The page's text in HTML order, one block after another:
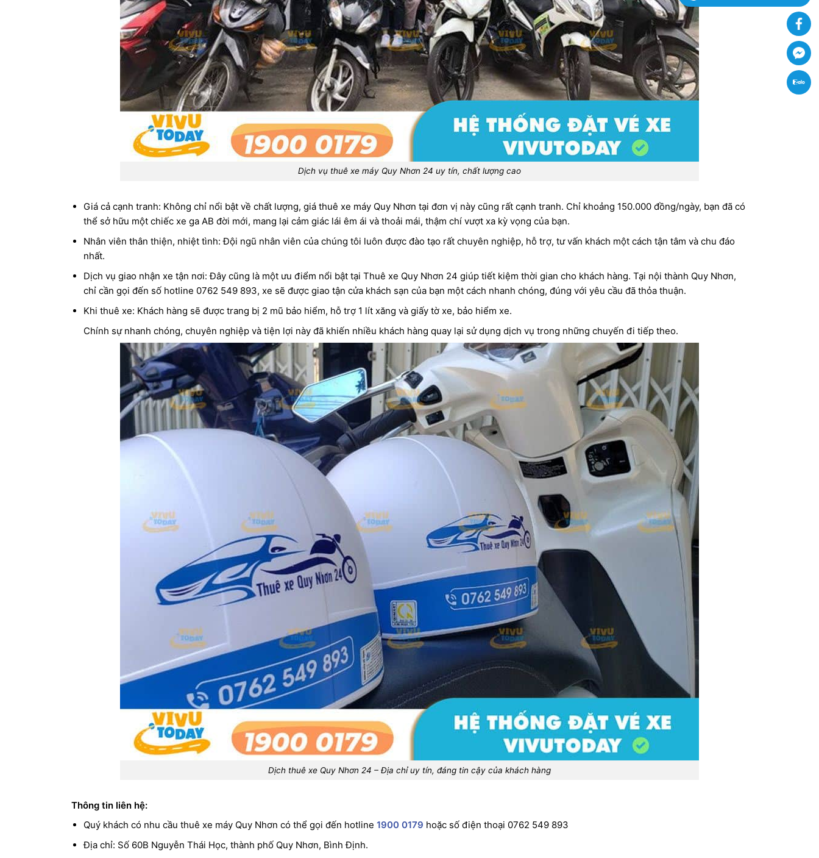
Dịch vụ thuê xe máy Quy Nhơn 24 uy tín, chất lượng cao
Giá cả cạnh tranh: Không chỉ nổi bật về chất lượng, giá thuê xe máy Quy Nhơn tại đơn vị này cũng rất cạnh tranh. Chỉ khoảng 150.000 đồng/ngày, bạn đã có
thể sở hữu một chiếc xe ga AB đời mới, mang lại cảm giác lái êm ái và thoải mái, thậm chí vượt xa kỳ vọng của bạn.
Nhân viên thân thiện, nhiệt tình: Đội ngũ nhân viên của chúng tôi luôn được đào tạo rất chuyên nghiệp, hỗ trợ, tư vấn khách một cách tận tâm và chu đáo
nhất.
Dịch vụ giao nhận xe tận nơi: Đây cũng là một ưu điểm nổi bật tại Thuê xe Quy Nhơn 24 giúp tiết kiệm thời gian cho khách hàng. Tại nội thành Quy Nhơn,
chỉ cần gọi đến số hotline 0762 549 893, xe sẽ được giao tận cửa khách sạn của bạn một cách nhanh chóng, đúng với yêu cầu đã thỏa thuận.
Khi thuê xe: Khách hàng sẽ được trang bị 2 mũ bảo hiểm, hỗ trợ 1 lít xăng và giấy tờ xe, bảo hiểm xe.
Chính sự nhanh chóng, chuyên nghiệp và tiện lợi này đã khiến nhiều khách hàng quay lại sử dụng dịch vụ trong những chuyến đi tiếp theo.
Dịch thuê xe Quy Nhơn 24 – Địa chỉ uy tín, đáng tin cậy của khách hàng
Thông tin liên hệ:
Quý khách có nhu cầu thuê xe máy Quy Nhơn có thể gọi đến hotline 1900 0179 hoặc số điện thoại 0762 549 893
Địa chỉ: Số 60B Nguyễn Thái Học, thành phố Quy Nhơn, Bình Định.